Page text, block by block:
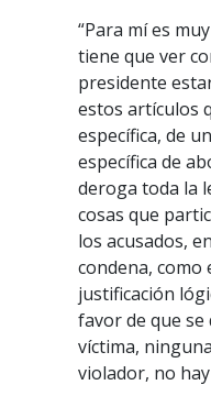
“Para mí es
tiene que ver
presidente
estos artículos
específica, de
específica de
deroga toda la
cosas que
los acusados,
condena, como
justificación
favor de que
víctima,
violador, no